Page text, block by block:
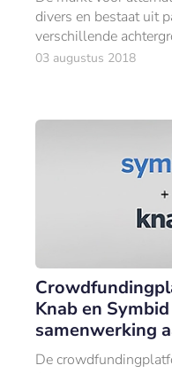
divers en bestaat uit
verschillende
03 augustus 2018
Knab en
samenwerking
De